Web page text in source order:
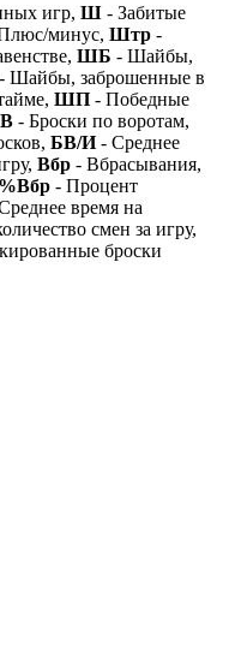
игр, Ш - Забитые
минус, Штр -
ШБ - Шайбы,
- Шайбы, заброшенные в
ШП - Победные
- Броски по воротам,
БВ/И- Среднее
Вбр - Вбрасывания,
%Вбр - Процент
время на
смен за игру,
броски